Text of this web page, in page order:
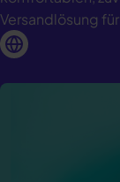
Versandlösung